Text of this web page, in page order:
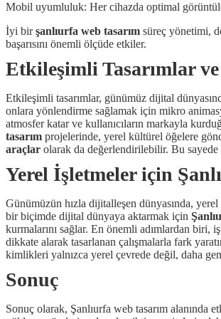
Mobil uyumluluk: Her cihazda optimal
İyi birşanlıurfa web tasarım süreç yönetimi,
başarısını önemli ölçüde etkiler.
Etkileşimli Tasarımlar
Etkileşimli tasarımlar, günümüz dijital
onlara yönlendirme sağlamak için mikro
atmosfer katar ve kullanıcıların markayla
tasarım projelerinde, yerel kültürel öğelere
araçlar olarak da değerlendirilebilir. Bu
Yerel İşletmeler için
Günümüzün hızla dijitalleşen dünyasında,
bir biçimde dijital dünyaya aktarmak için
kurmalarını sağlar. En önemli adımlardan biri,
dikkate alarak tasarlanan çalışmalarla fark
kimlikleri yalnızca yerel çevrede değil, daha
Sonuç
Sonuç olarak, Şanlıurfa web tasarım